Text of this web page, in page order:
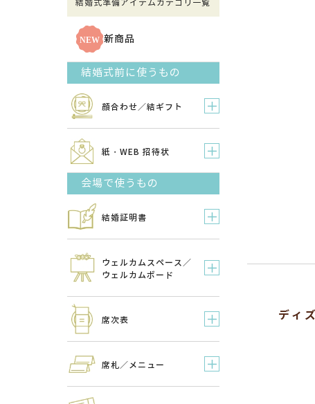
結婚式準備アイテムカテゴリ一覧
新商品
結婚式前に使うもの
顔合わせ／結ギフト
紙・WEB 招待状
会場で使うもの
結婚証明書
ウェルカムスペース／
ウェルカムボード
席次表
席札／メニュー
ディ